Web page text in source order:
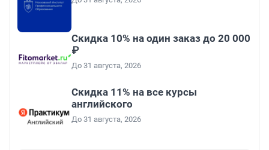
Скидка 10% на один заказ до 20 000
₽
До 31 августа, 2026
Скидка 11% на все курсы
английского
До 31 августа, 2026